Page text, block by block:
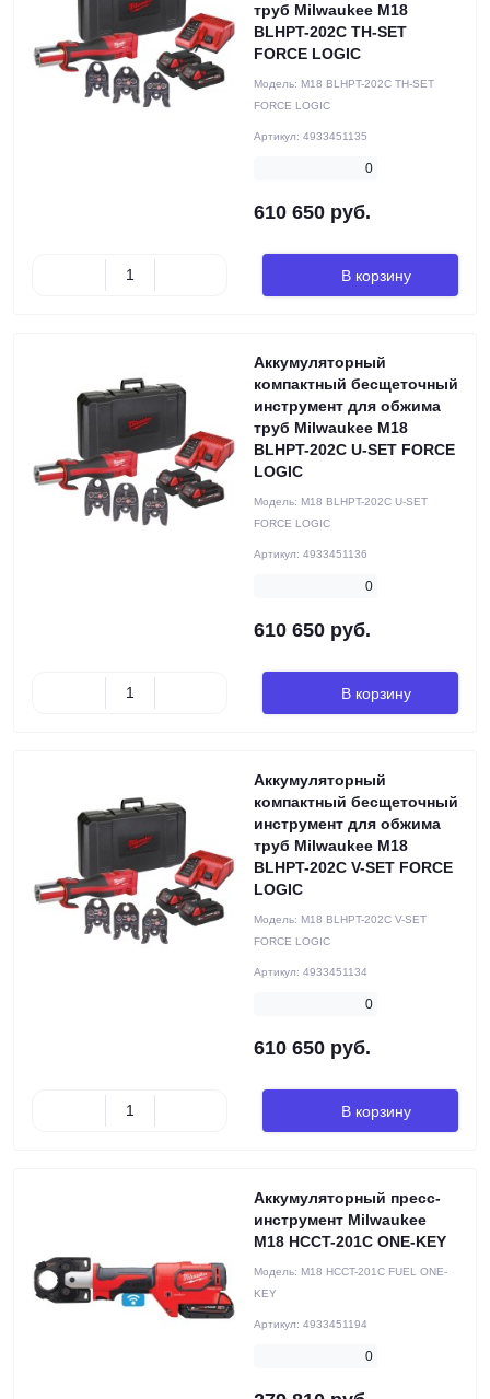
труб Milwaukee M18
BLHPT-202C TH-SET
FORCE LOGIC
Модель: M18 BLHPT-202C TH-SET
FORCE LOGIC
Артикул: 4933451135
0
610 650 руб.
В корзину
Аккумуляторный
компактный бесщеточный
инструмент для обжима
труб Milwaukee M18
BLHPT-202C U-SET FORCE
LOGIC
Модель: M18 BLHPT-202C U-SET
FORCE LOGIC
Артикул: 4933451136
0
610 650 руб.
В корзину
Аккумуляторный
компактный бесщеточный
инструмент для обжима
труб Milwaukee M18
BLHPT-202C V-SET FORCE
LOGIC
Модель: M18 BLHPT-202C V-SET
FORCE LOGIC
Артикул: 4933451134
0
610 650 руб.
В корзину
Аккумуляторный пресс-
инструмент Milwaukee
M18 HCCT-201C ONE-KEY
Модель: M18 HCCT-201C FUEL ONE-
KEY
Артикул: 4933451194
0